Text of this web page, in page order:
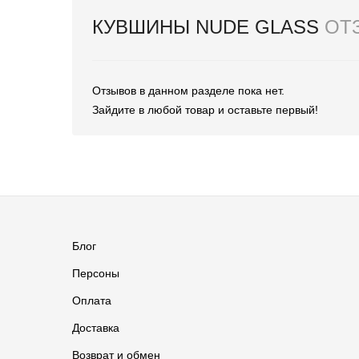
КУВШИНЫ NUDE GLASS
Отзывов в данном разделе пока нет.
Зайдите в любой товар и оставьте первый!
Блог
Персоны
Оплата
Доставка
Возврат и обмен